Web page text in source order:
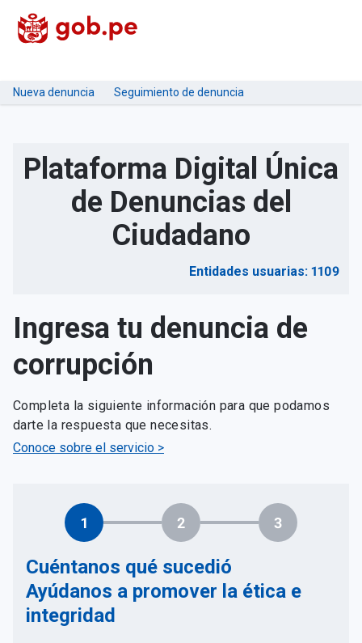
Nueva denuncia Seguimiento de denuncia
Plataforma Digital Única
de Denuncias del
Ciudadano
Entidades usuarias: 1109
Ingresa tu denuncia de
corrupción
Completa la siguiente información para que podamos
darte la respuesta que necesitas.
Conoce sobre el servicio >
1 2 3
Cuéntanos qué sucedió
Ayúdanos a promover la ética e
integridad